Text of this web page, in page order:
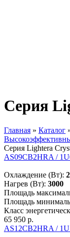
Серия
Вы здесь
Главная » Каталог
Серия Lightera
AS09CB2HRA /
Охлаждение (Вт):
Нагрев (Вт): 3000
Площадь
Площадь
Класс
65 950 р.
AS12CB2HRA /